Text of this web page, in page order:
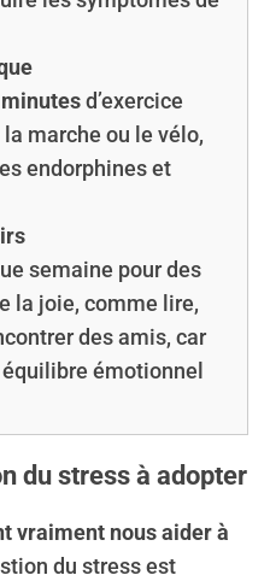
d’exercice
marche ou le vélo,
endorphines et
semaine pour des
la joie, comme lire,
des amis, car
émotionnel
du stress à adopter
vraiment nous aider à
du stress est